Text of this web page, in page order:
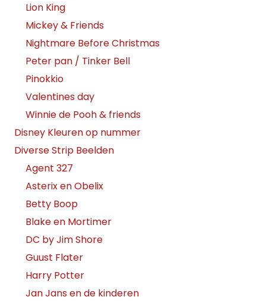
Lion King
Mickey & Friends
Nightmare Before Christmas
Peter pan / Tinker Bell
Pinokkio
Valentines day
Winnie de Pooh & friends
Disney Kleuren op nummer
Diverse Strip Beelden
Agent 327
Asterix en Obelix
Betty Boop
Blake en Mortimer
DC by Jim Shore
Guust Flater
Harry Potter
Jan Jans en de kinderen